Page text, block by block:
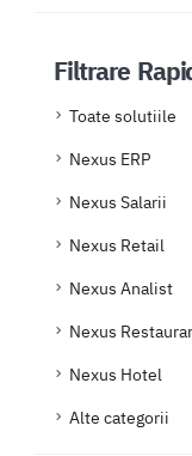
Filtrare
Toate solutiile
Nexus ERP
Nexus Salarii
Nexus Retail
Nexus Analist
Nexus
Nexus Hotel
Alte categorii